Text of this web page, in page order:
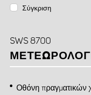
Σύγκριση
SWS 8700
Οθόνη πραγματικών